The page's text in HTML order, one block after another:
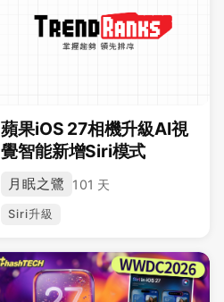
蘋果iOS 27相機升級AI視
覺智能新增Siri模式
月眠之鷺 101 天
Siri升級